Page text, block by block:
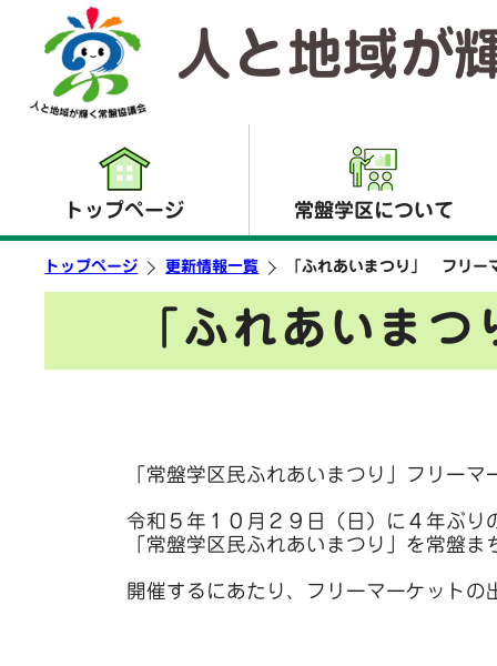
人と地域が
トップページ 常盤学区について
トップページ 更新情報一覧 「ふれあいまつり」 フリー
「ふれあいま
「常盤学区民ふれあいまつり」フリー
令和５年１０月２９日（日）に４年ぶり
「常盤学区民ふれあいまつり」を常盤
開催するにあたり、フリーマーケットの